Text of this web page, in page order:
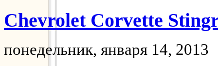
Chevrolet Corvette
понедельник, января 14, 2013